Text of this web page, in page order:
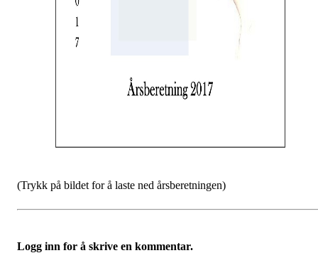
(Trykk på bildet for å laste ned årsberetningen)
Logg inn for å skrive en kommentar.